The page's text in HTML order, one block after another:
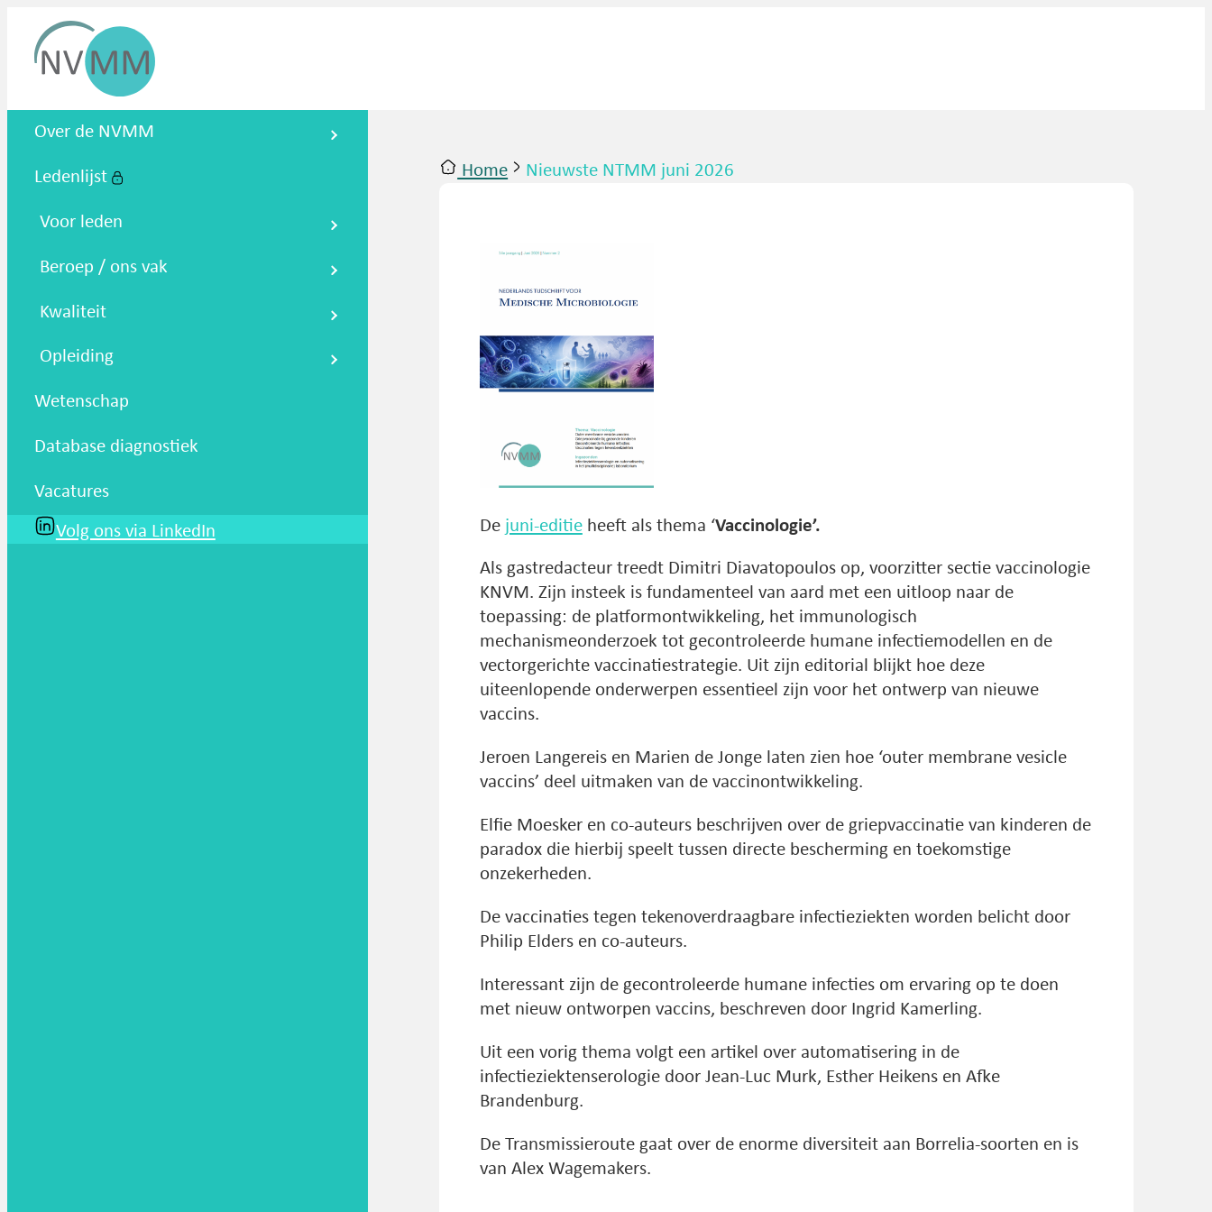
Nederlandse Vereniging voor
Over de NVMM
Ledenlijst
Voor leden
Beroep / ons vak
Kwaliteit
Opleiding
Wetenschap
Database diagnostiek
Vacatures
Volg ons via LinkedIn
Home Nieuwste NTMM juni 2026
De juni-editieheeft als thema ‘Vaccinologie’.
Als gastredacteur treedt Dimitri Diavatopoulos op, voorzitter sectie vaccinologie
KNVM. Zijn insteek is fundamenteel van aard met een uitloop naar de
toepassing: de platformontwikkeling, het immunologisch
mechanismeonderzoek tot gecontroleerde humane infectiemodellen en de
vectorgerichte vaccinatiestrategie. Uit zijn editorial blijkt hoe deze
uiteenlopende onderwerpen essentieel zijn voor het ontwerp van nieuwe
vaccins.
Jeroen Langereis en Marien de Jonge laten zien hoe ‘outer membrane vesicle
vaccins’ deel uitmaken van de vaccinontwikkeling.
Elfie Moesker en co-auteurs beschrijven over de griepvaccinatie van kinderen de
paradox die hierbij speelt tussen directe bescherming en toekomstige
onzekerheden.
De vaccinaties tegen tekenoverdraagbare infectieziekten worden belicht door
Philip Elders en co-auteurs.
Interessant zijn de gecontroleerde humane infecties om ervaring op te doen
met nieuw ontworpen vaccins, beschreven door Ingrid Kamerling.
Uit een vorig thema volgt een artikel over automatisering in de
infectieziektenserologie door Jean-Luc Murk, Esther Heikens en Afke
Brandenburg.
De Transmissieroute gaat over de enorme diversiteit aan Borrelia-soorten en is
van Alex Wagemakers.